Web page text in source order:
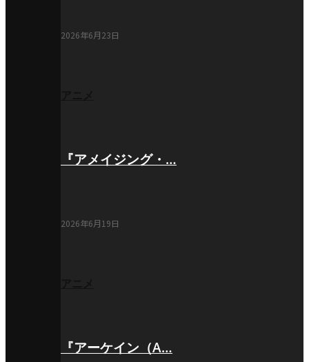
2026年6月23日
『アメイジング・…
2026年6月19日
『アーケイン（A…